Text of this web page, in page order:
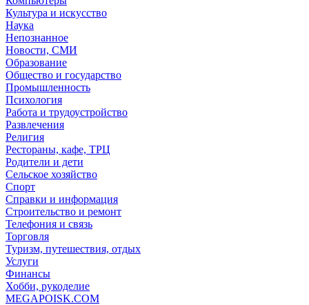
Культура и искусство
Наука
Непознанное
Новости, СМИ
Образование
Общество и государство
Промышленность
Психология
Работа и трудоустройство
Развлечения
Религия
Рестораны, кафе, ТРЦ
Родители и дети
Сельское хозяйство
Спорт
Справки и информация
Строительство и ремонт
Телефония и связь
Торговля
Туризм, путешествия, отдых
Услуги
Финансы
Хобби, рукоделие
MEGAPOISK.COM